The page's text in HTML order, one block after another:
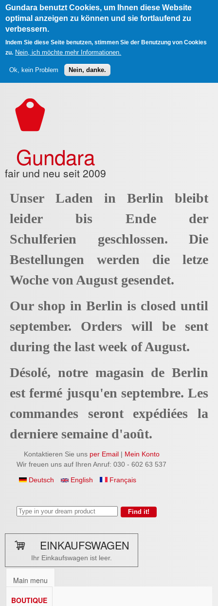
Gundara benutzt Cookies, um Ihnen diese Website
optimal anzeigen zu können und sie fortlaufend zu
verbessern.
Indem Sie diese Seite benutzen, stimmen Sie der Benutzung von Cookies
zu. Nein, ich möchte mehr Informationen.
Ok, kein Problem Nein, danke.
Gundara
fair und neu seit 2009
Unser Laden in Berlin bleibt
leider bis Ende der
Schulferien geschlossen. Die
Bestellungen werden die letze
Woche von August gesendet.
Our shop in Berlin is closed until
september. Orders will be sent
during the last week of August.
Désolé, notre magasin de Berlin
est fermé jusqu'en septembre. Les
commandes seront expédiées la
derniere semaine d'août.
Kontaktieren Sie uns per Email| Mein Konto
Wir freuen uns auf Ihren Anruf: 030 - 602 63 537
EINKAUFSWAGEN
Ihr Einkaufswagen ist leer.
Deutsch English Français
Main menu
BOUTIQUE